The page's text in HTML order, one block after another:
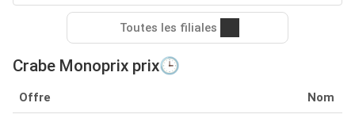
Toutes les filiales
Crabe Monoprix prix🕒
Offre Nom